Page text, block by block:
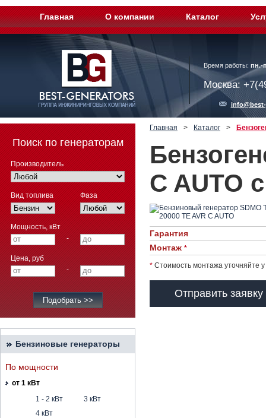
Главная О компании Каталог
Время работы: пн.-
Москва:
Поиск по генераторам
Производитель
Вид топлива Фаза
Мощность, кВт
-
Цена, руб
-
Бензиновые генераторы
По мощности
от 1 кВт
1 - 2 кВт
3 кВт
4 кВт
Главная > Каталог >
C AUTO
Гарантия
Монтаж *
* Стоимость монтажа уточняйте
Отправить